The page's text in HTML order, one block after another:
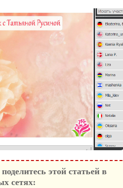
этой статьей в
сетях: